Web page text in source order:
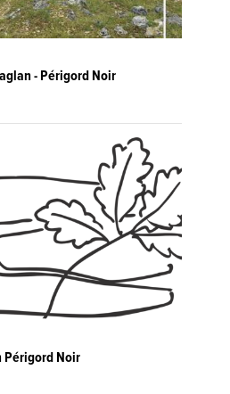
- Périgord Noir
Périgord Noir